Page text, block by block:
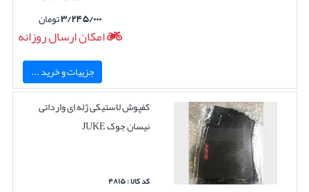
۳/۲۴۵/۰۰۰تومان
امکان ارسال روزانه
جزییات و خرید ...
کفپوش لاستیکی ژله ای وارداتی
نیسان جوک JUKE
کد کالا : ۴۸۱۵